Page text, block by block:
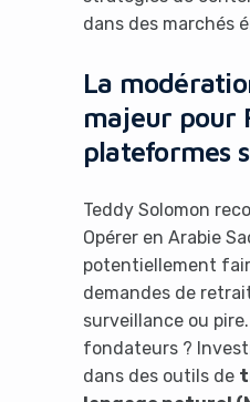
dans des marchés
La
majeur pour
plateformes
Teddy Solomon
Opérer en Arabie
potentiellement
demandes de
surveillance ou
fondateurs ?
dans des outils de